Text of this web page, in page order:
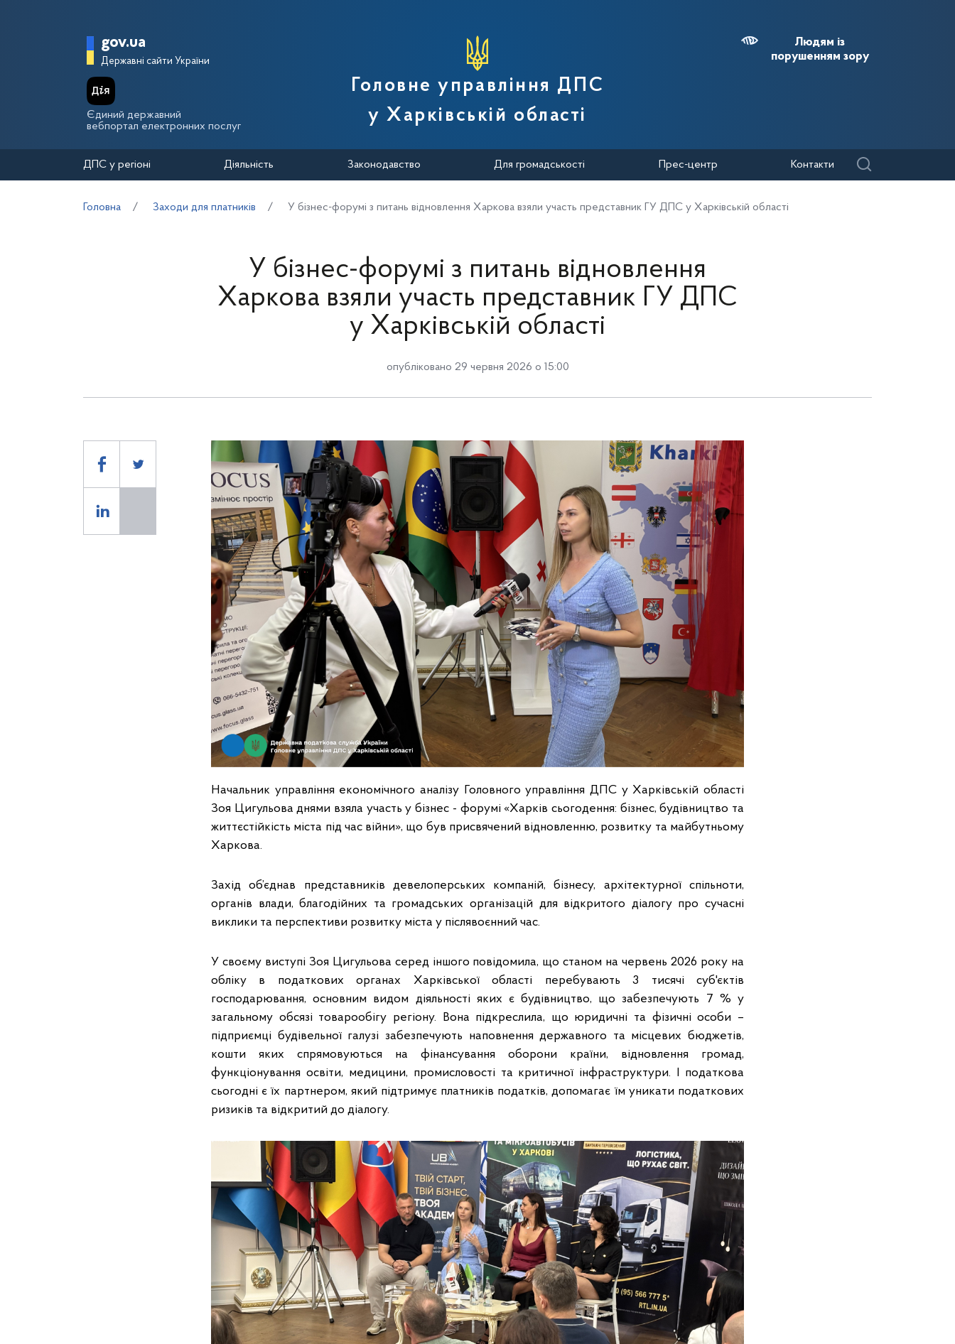
Головна сторінка Державної податкової служби України
gov.ua
Державні сайти України
Єдиний державний
вебпортал електронних послуг
Головне управління ДПС
у Харківській області
Людям із
порушенням зору
ДПС у регіоні Діяльність Законодавство Для громадськості Прес-центр Контакти
Головна Заходи для платників У бізнес-форумі з питань відновлення Харкова взяли участь представник ГУ ДПС у Харківській області
У бізнес-форумі з питань відновлення
Харкова взяли участь представник ГУ ДПС
у Харківській області
опубліковано 29 червня 2026 о 15:00
Начальник управління економічного аналізу Головного управління ДПС у Харківській області
Зоя Цигульова днями взяла участь у бізнес - форумі «Харків сьогодення: бізнес, будівництво та
життєстійкість міста під час війни», що був присвячений відновленню, розвитку та майбутньому
Харкова.
Захід об’єднав представників девелоперських компаній, бізнесу, архітектурної спільноти,
органів влади, благодійних та громадських організацій для відкритого діалогу про сучасні
виклики та перспективи розвитку міста у післявоєнний час.
У своєму виступі Зоя Цигульова серед іншого повідомила, що станом на червень 2026 року на
обліку в податкових органах Харківської області перебувають 3 тисячі суб'єктів
господарювання, основним видом діяльності яких є будівництво, що забезпечують 7 % у
загальному обсязі товарообігу регіону. Вона підкреслила, що юридичні та фізичні особи –
підприємці будівельної галузі забезпечують наповнення державного та місцевих бюджетів,
кошти яких спрямовуються на фінансування оборони країни, відновлення громад,
функціонування освіти, медицини, промисловості та критичної інфраструктури. І податкова
сьогодні є їх партнером, який підтримує платників податків, допомагає їм уникати податкових
ризиків та відкритий до діалогу.